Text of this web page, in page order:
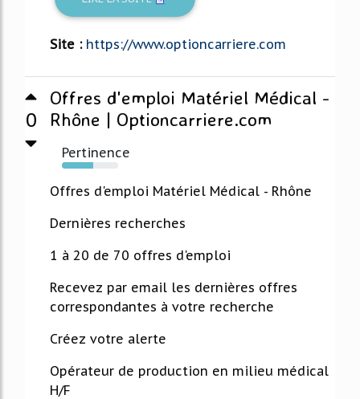
Site : https://www.optioncarriere.com
0
Offres d'emploi Matériel Médical -
Rhône | Optioncarriere.com
Pertinence
56%
Offres d'emploi Matériel Médical - Rhône
Dernières recherches
1 à 20 de 70 offres d'emploi
Recevez par email les dernières offres
correspondantes à votre recherche
Créez votre alerte
Opérateur de production en milieu médical
H/F